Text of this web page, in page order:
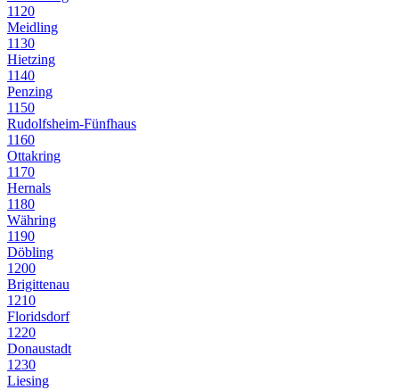
1120
Meidling
1130
Hietzing
1140
Penzing
1150
Rudolfsheim-Fünfhaus
1160
Ottakring
1170
Hernals
1180
Währing
1190
Döbling
1200
Brigittenau
1210
Floridsdorf
1220
Donaustadt
1230
Liesing